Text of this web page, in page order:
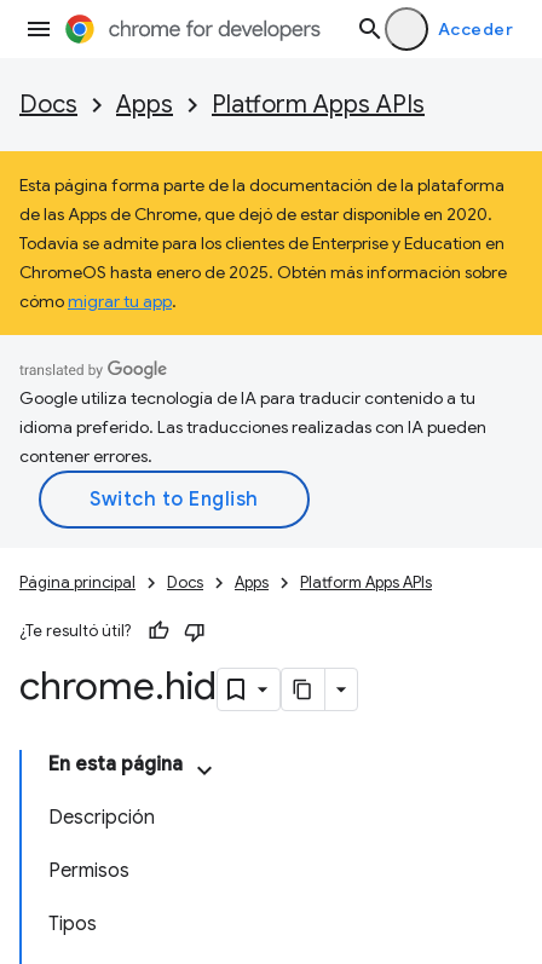
Acceder
Docs Apps Platform Apps APIs
Esta página forma parte de la documentación de la plataforma
de las Apps de Chrome, que dejó de estar disponible en 2020.
Todavía se admite para los clientes de Enterprise y Education en
ChromeOS hasta enero de 2025. Obtén más información sobre
cómomigrar tu app.
Google utiliza tecnología de IA para traducir contenido a tu
idioma preferido. Las traducciones realizadas con IA pueden
contener errores.
Página principal Docs Apps Platform Apps APIs
¿Te resultó útil?
chrome.hid
En esta página
Descripción
Permisos
Tipos